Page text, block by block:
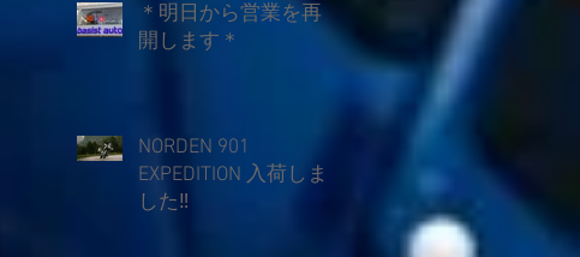
＊明日から営業を再
開します＊
NORDEN 901
EXPEDITION 入荷しま
した‼